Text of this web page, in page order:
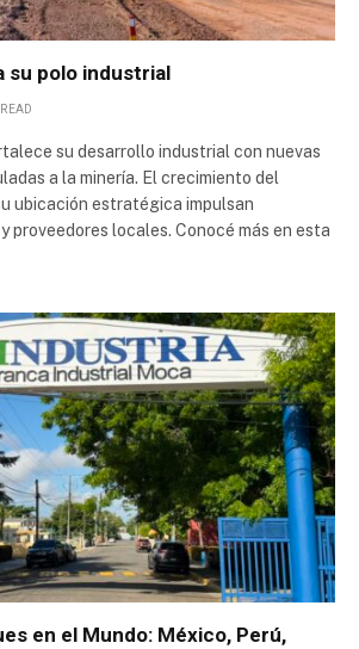
Chivilcoy
Villa El Salvador
Camacari
Miller
y Aduanero del Neuquén S.A.
Zapala
su polo industrial
su desarrollo industrial con nuevas
a la minería. El crecimiento del
ubicación estratégica impulsan
proveedores locales. Conocé más en esta
en el Mundo: México, Perú,